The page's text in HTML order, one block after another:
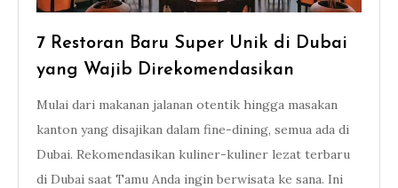
7 Restoran Baru Super Unik di Dubai
yang Wajib Direkomendasikan
Mulai dari makanan jalanan otentik hingga masakan
kanton yang disajikan dalam fine-dining, semua ada di
Dubai. Rekomendasikan kuliner-kuliner lezat terbaru
di Dubai saat Tamu Anda ingin berwisata ke sana. Ini